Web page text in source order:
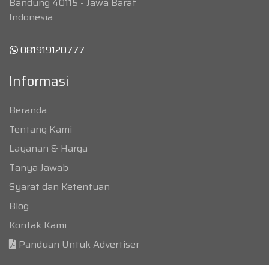
Indonesia
081919120777
Informasi
Beranda
Tentang Kami
Layanan & Harga
Tanya Jawab
Syarat dan Ketentuan
Blog
Kontak Kami
Panduan Untuk Advertiser